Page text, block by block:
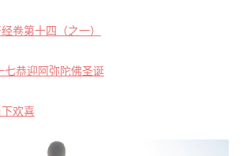
卷第十四（之一）
七恭迎阿弥陀佛圣诞
欢喜